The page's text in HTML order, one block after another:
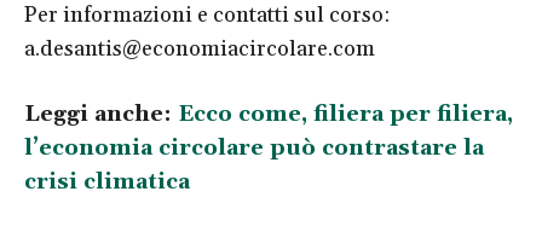
Per informazioni e contatti sul corso:
a.desantis@economiacircolare.com
Leggi anche: Ecco come, filiera per filiera,
l’economia circolare può contrastare la
crisi climatica